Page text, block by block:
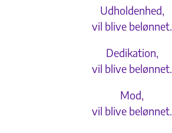
Udholdenhed,
vil blive belønnet.
Dedikation,
vil blive belønnet.
Mod,
vil blive belønnet.